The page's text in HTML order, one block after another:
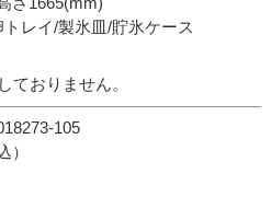
レイ/製氷皿/貯氷ケース
ておりません。
105
）